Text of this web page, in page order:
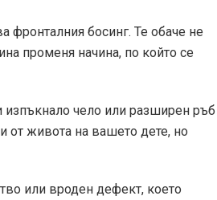
фронталния босинг. Те обаче не
променя начина, по който се
изпъкнало чело или разширен ръб
от живота на вашето дете, но
или вроден дефект, което